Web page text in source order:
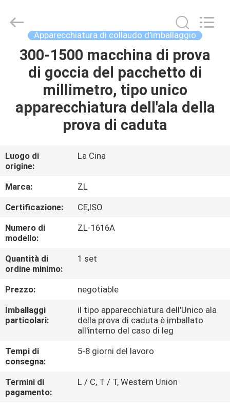
CASA
PRODOTTI
VIDEO
CIRCA
NOI
GIRO
DELLA
FABBRICA
CONTROLLO
DI
QUALITÀ
CONTATTICI
NOTIZIE
Instrument
Technology
Reserved.
Apparecchiatura di collaudo d'imballaggio
300-1500 macchina di prova
di goccia del pacchetto di
millimetro, tipo unico
apparecchiatura dell'ala della
prova di caduta
Luogo di
origine:
La Cina
Marca:
ZL
Certificazione:
CE,ISO
Numero di
modello:
ZL-1616A
Quantità di
ordine minimo:
1 set
Prezzo:
negotiable
Imballaggi
particolari:
il tipo apparecchiatura dell'Unico ala
della prova di caduta è imballato
all'interno del caso di leg
Tempi di
consegna:
5-8 giorni del lavoro
Termini di
pagamento:
L / C, T / T, Western Union